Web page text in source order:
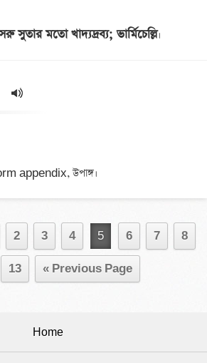
সুতার মতো খাদ্যদ্রব্য; ভার্মিচেল্লি
2 3 4 5 6 7 8
13 « Previous Page
Home